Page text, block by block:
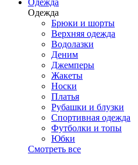
Одежда
Одежда
Брюки и шорты
Верхняя одежда
Водолазки
Деним
Джемперы
Жакеты
Носки
Платья
Рубашки и блузки
Спортивная одежда
Футболки и топы
Юбки
Смотреть все